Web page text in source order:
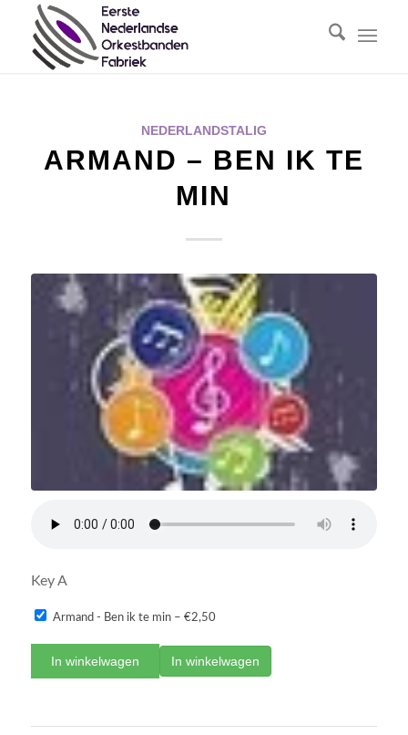
NEDERLANDSTALIG
ARMAND – BEN IK TE
MIN
Key A
Armand - Ben ik te min– €2,50
In winkelwagen